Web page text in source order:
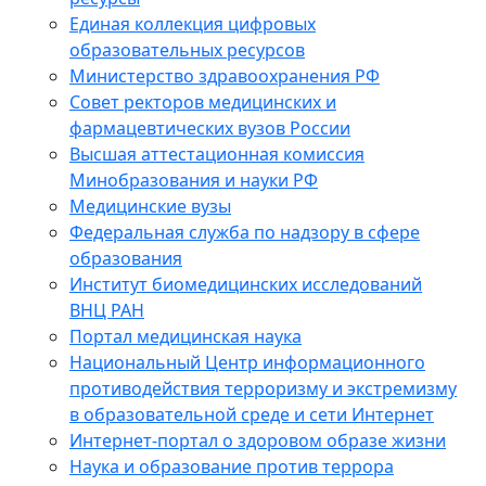
Единая коллекция цифровых
образовательных ресурсов
Министерство здравоохранения РФ
Совет ректоров медицинских и
фармацевтических вузов России
Высшая аттестационная комиссия
Минобразования и науки РФ
Медицинские вузы
Федеральная служба по надзору в сфере
образования
Институт биомедицинских исследований
ВНЦ РАН
Портал медицинская наука
Национальный Центр информационного
противодействия терроризму и экстремизму
в образовательной среде и сети Интернет
Интернет-портал о здоровом образе жизни
Наука и образование против террора